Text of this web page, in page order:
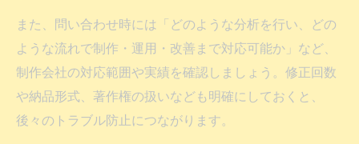
また、問い合わせ時には「どのような分析を行い、どの
ような流れで制作・運用・改善まで対応可能か」など、
制作会社の対応範囲や実績を確認しましょう。修正回数
や納品形式、著作権の扱いなども明確にしておくと、
後々のトラブル防止につながります。